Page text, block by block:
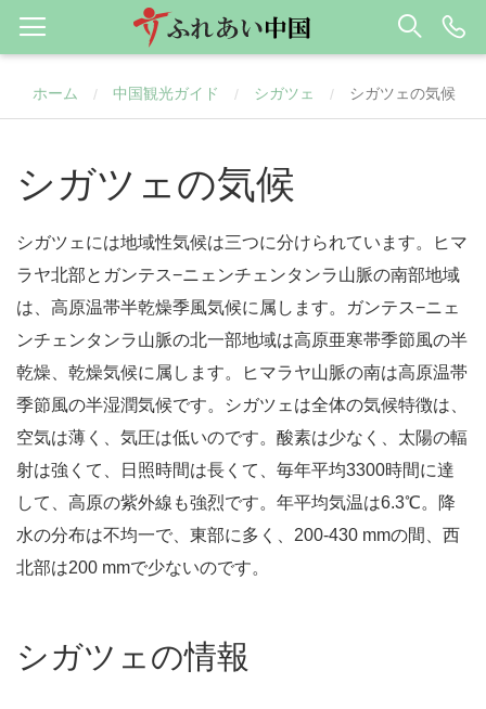
ホーム / 中国観光ガイド / シガツェ / シガツェの気候
シガツェの気候
シガツェには地域性気候は三つに分けられています。ヒマ
ラヤ北部とガンテス−ニェンチェンタンラ山脈の南部地域
は、高原温帯半乾燥季風気候に属します。ガンテス−ニェ
ンチェンタンラ山脈の北一部地域は高原亜寒帯季節風の半
乾燥、乾燥気候に属します。ヒマラヤ山脈の南は高原温帯
季節風の半湿潤気候です。シガツェは全体の気候特徴は、
空気は薄く、気圧は低いのです。酸素は少なく、太陽の輻
射は強くて、日照時間は長くて、毎年平均3300時間に達
して、高原の紫外線も強烈です。年平均気温は6.3℃。降
水の分布は不均一で、東部に多く、200-430 mmの間、西
北部は200 mmで少ないのです。
シガツェの情報